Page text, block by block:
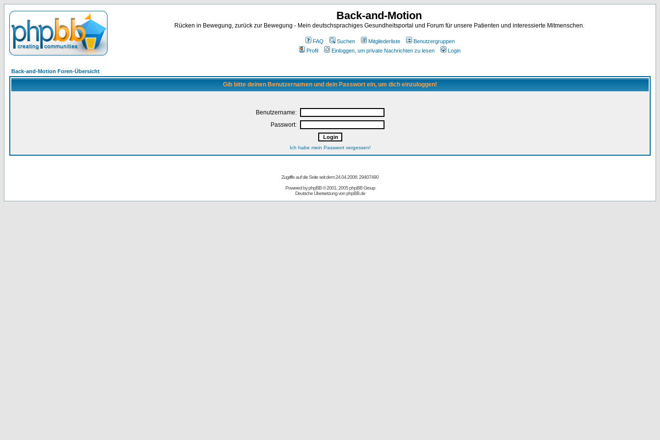
Back-and-Motion
Rücken in Bewegung, zurück zur Bewegung - Mein deutschsprachiges Gesundheitsportal und Forum für unsere Patienten und interessierte Mitmenschen.
FAQ Suchen Mitgliederliste
Benutzergruppen
Profil
Einloggen, um private Nachrichten zu lesen Login
Back-and-Motion Foren-Übersicht
Gib bitte deinen Benutzernamen und dein Passwort ein, um dich einzuloggen!
Benutzername:
Passwort:
Ich habe mein Passwort vergessen!
Zugriffe auf die Seite seit dem 24.04.2006: 29407490
Powered byphpBB© 2001, 2005 phpBB Group
Deutsche Übersetzung vonphpBB.de